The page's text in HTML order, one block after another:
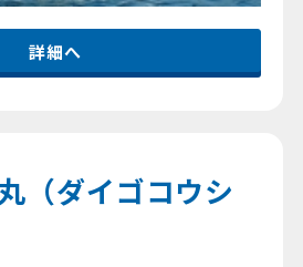
詳細へ
（ダイゴコウシ